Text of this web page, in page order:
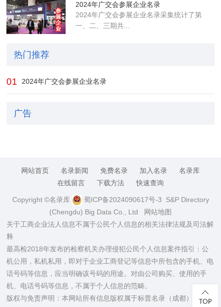
2024年广交会参展企业名录
2024年广交会参展企业名录采集统计了第
一、二、三期共...
热门推荐
01 2024年广交会参展企业名录
广告
网站首页 名录新闻 免费名录 加入名录
名录库
在线留言
下载方法 快速查询
Copyright ©名录库 蜀ICP备2024090617号-3 S&P Directory
(Chengdu) Big Data Co., Ltd
网站地图
关于工商企业法人信息不属于公民个人信息的相关法律法规及司法解
释
最高检2018年发布的检察机关办理侵犯公民个人信息案件指引：公
机公用，私机私用，即对于企业工商登记等信息中所包含的手机、电
话号码等信息，应当明确该号码的用途。对由公司购买、使用的手
机、电话号码等信息，不属于个人信息的范畴。
版权与免责声明：本网站所有信息版权属于标普名录（成都）大数据